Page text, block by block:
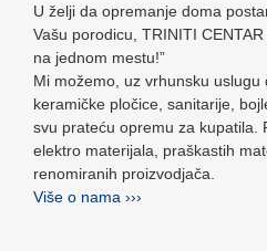
U želji da opremanje doma
Vašu porodicu, TRINITI
na jednom mestu!”
Mi možemo, uz vrhunsku uslugu
keramičke pločice, sanitarije,
svu prateću opremu za kupatila.
elektro materijala, praškastih
renomiranih proizvodjača.
Više o nama ›››